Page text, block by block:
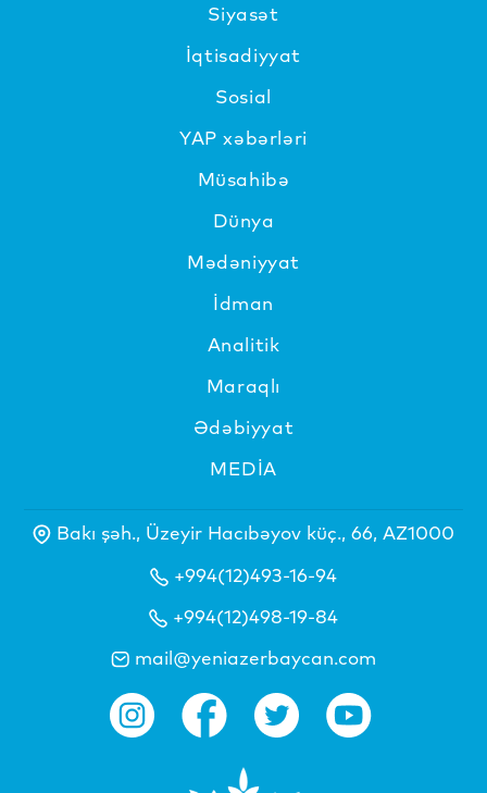
Siyasət
İqtisadiyyat
Sosial
YAP xəbərləri
Müsahibə
Dünya
Mədəniyyat
İdman
Analitik
Maraqlı
Ədəbiyyat
MEDİA
Bakı şəh., Üzeyir Hacıbəyov küç., 66, AZ1000
+994(12)493-16-94
+994(12)498-19-84
mail@yeniazerbaycan.com